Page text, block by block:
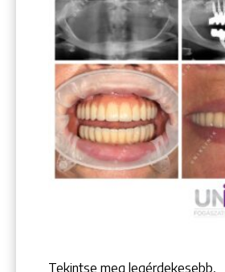
Tekintse meg legérdekesebb,